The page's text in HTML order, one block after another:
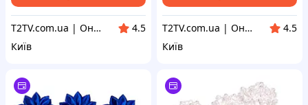
T2TV.com.ua | Онлайн Гипермаркет
4.5
Київ
T2TV.com.ua | Онлайн Гипермаркет
4.5
Київ